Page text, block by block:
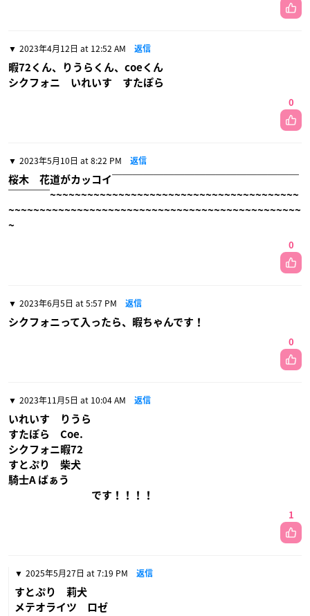
2023年4月12日 at 12:52 AM 返信
暇72くん、りうらくん、coeくん
シクフォニ いれいす すたぽら
0
2023年5月10日 at 8:22 PM 返信
桜木 花道がカッコイ￣￣￣￣￣￣￣￣￣￣￣￣￣￣￣￣￣￣
￣￣￣￣~~~~~~~~~~~~~~~~~~~~~~~~~~~~~~~~~~~~~~~~
~~~~~~~~~~~~~~~~~~~~~~~~~~~~~~~~~~~~~~~~~~~~~~~
~
0
2023年6月5日 at 5:57 PM 返信
シクフォニって入ったら、暇ちゃんです！
0
2023年11月5日 at 10:04 AM 返信
いれいす りうら
すたぽら Coe.
シクフォニ暇72
すとぷり 柴犬
騎士A ばぁう
です！！！！
1
2025年5月27日 at 7:19 PM 返信
すとぷり 莉犬
メテオライツ ロゼ